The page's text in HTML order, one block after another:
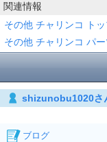
関連情報
その他 チャリンコ ト
その他 チャリンコ パ
shizunobu1020さ
ブログ